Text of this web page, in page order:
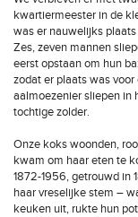
kwartiermeester in de
was er nauwelijks
Zes, zeven mannen
eerst opstaan om hun
zodat er plaats was
aalmoezenier sliepen in
tochtige zolder.
Onze koks woonden,
kwam om haar eten te
1872-1956, getrouwd in
haar vreselijke stem –
keuken uit, rukte hun